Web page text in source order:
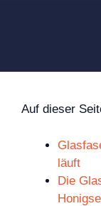
Auf dieser
läuft
Die